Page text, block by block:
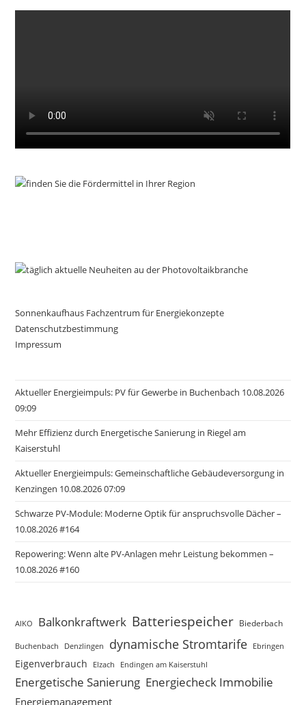
Sonnenkaufhaus Fachzentrum für Energiekonzepte
Datenschutzbestimmung
Impressum
Aktueller Energieimpuls: PV für Gewerbe in Buchenbach 10.08.2026
09:09
Mehr Effizienz durch Energetische Sanierung in Riegel am
Kaiserstuhl
Aktueller Energieimpuls: Gemeinschaftliche Gebäudeversorgung in
Kenzingen 10.08.2026 07:09
Schwarze PV-Module: Moderne Optik für anspruchsvolle Dächer –
10.08.2026 #164
Repowering: Wenn alte PV-Anlagen mehr Leistung bekommen –
10.08.2026 #160
AIKO Balkonkraftwerk Batteriespeicher Biederbach
Buchenbach Denzlingen dynamische Stromtarife Ebringen
Eigenverbrauch Elzach Endingen am Kaiserstuhl
Energetische Sanierung Energiecheck Immobilie
Energiemanagement